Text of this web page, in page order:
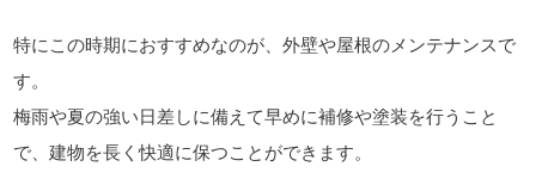
特にこの時期におすすめなのが、外壁や屋根のメンテナンスで
す。
梅雨や夏の強い日差しに備えて早めに補修や塗装を行うこと
で、建物を長く快適に保つことができます。